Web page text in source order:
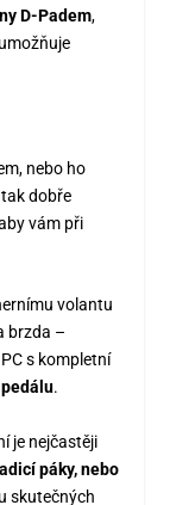
D-Padem,
nebo ho
dobře
vám při
volantu
brzda –
s kompletní
.
je nejčastěji
páky, nebo
skutečných